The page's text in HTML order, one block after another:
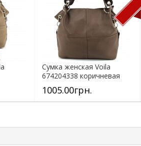
Сумка женская Voila
674204338 коричневая
1005.00грн.